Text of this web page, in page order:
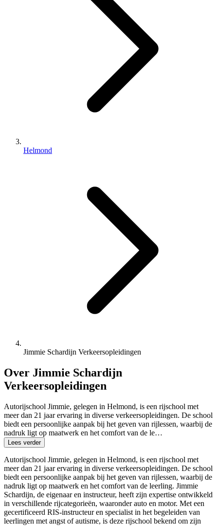
Helmond
Jimmie Schardijn Verkeersopleidingen
Over Jimmie Schardijn
Verkeersopleidingen
Autorijschool Jimmie, gelegen in Helmond, is een rijschool met
meer dan 21 jaar ervaring in diverse verkeersopleidingen. De school
biedt een persoonlijke aanpak bij het geven van rijlessen, waarbij de
nadruk ligt op maatwerk en het comfort van de le…
Lees verder
Autorijschool Jimmie, gelegen in Helmond, is een rijschool met
meer dan 21 jaar ervaring in diverse verkeersopleidingen. De school
biedt een persoonlijke aanpak bij het geven van rijlessen, waarbij de
nadruk ligt op maatwerk en het comfort van de leerling. Jimmie
Schardijn, de eigenaar en instructeur, heeft zijn expertise ontwikkeld
in verschillende rijcategorieën, waaronder auto en motor. Met een
gecertificeerd RIS-instructeur en specialist in het begeleiden van
leerlingen met angst of autisme, is deze rijschool bekend om zijn